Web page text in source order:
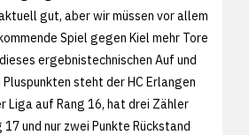
gut, aber wir müssen vor allem
Spiel gegen Kiel mehr Tore
ergebnistechnischen Auf und
steht der HC Erlangen
Liga auf Rang 16, hat drei Zähler
und nur zwei Punkte Rückstand